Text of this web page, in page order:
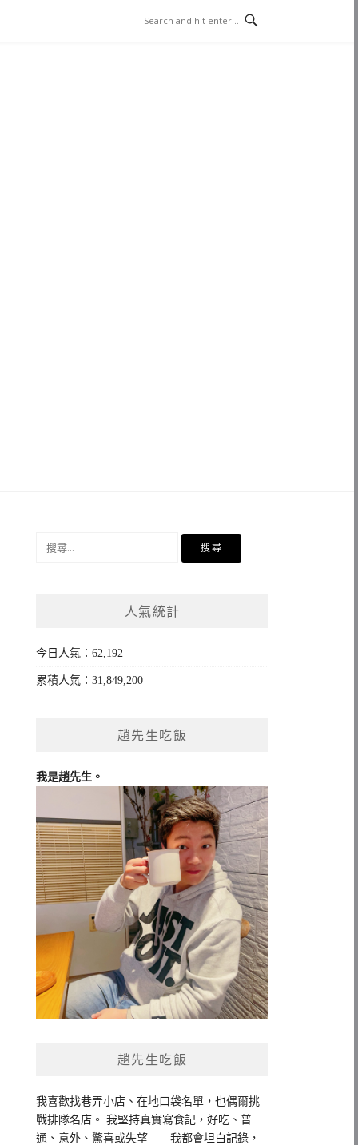
人氣統計
今日人氣：62,192
累積人氣：31,849,200
趙先生吃飯
我是趙先生。
趙先生吃飯
我喜歡找巷弄小店、在地口袋名單，也偶爾挑
戰排隊名店。 我堅持真實寫食記，好吃、普
通、意外、驚喜或失望——我都會坦白記錄，